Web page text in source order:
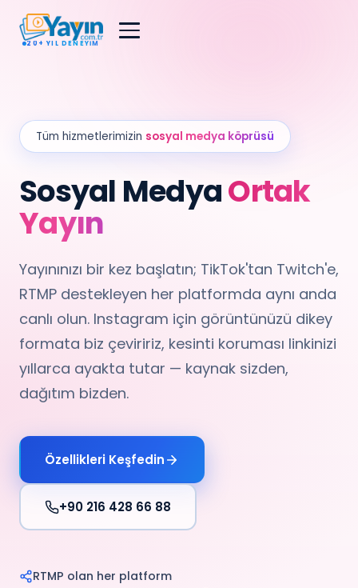
20+ YIL DENEYIM
Tüm hizmetlerimizin sosyal medya köprüsü
Sosyal MedyaOrtak
Yayın
Yayınınızı bir kez başlatın; TikTok'tan Twitch'e,
RTMP destekleyen her platformda aynı anda
canlı olun. Instagram için görüntünüzü dikey
formata biz çeviririz, kesinti koruması linkinizi
yıllarca ayakta tutar — kaynak sizden,
dağıtım bizden.
Özellikleri Keşfedin
+90 216 428 66 88
RTMP olan her platform